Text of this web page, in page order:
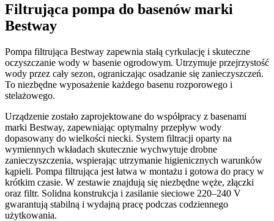
Filtrująca pompa do basenów marki
Bestway
Pompa filtrująca Bestway zapewnia stałą cyrkulację i skuteczne
oczyszczanie wody w basenie ogrodowym. Utrzymuje przejrzystość
wody przez cały sezon, ograniczając osadzanie się zanieczyszczeń.
To niezbędne wyposażenie każdego basenu rozporowego i
stelażowego.
Urządzenie zostało zaprojektowane do współpracy z basenami
marki Bestway, zapewniając optymalny przepływ wody
dopasowany do wielkości niecki. System filtracji oparty na
wymiennych wkładach skutecznie wychwytuje drobne
zanieczyszczenia, wspierając utrzymanie higienicznych warunków
kąpieli. Pompa filtrująca jest łatwa w montażu i gotowa do pracy w
krótkim czasie. W zestawie znajdują się niezbędne węże, złączki
oraz filtr. Solidna konstrukcja i zasilanie sieciowe 220–240 V
gwarantują stabilną i wydajną pracę podczas codziennego
użytkowania.